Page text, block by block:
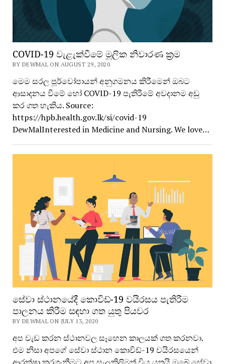
COVID-19 වැළැක්වීමේ මූලික නිවාරණ ක්‍රම
BY DEWMAL ON AUGUST 29, 2020
මෙම සරල පූර්වෝපායන් අනුගමනය කිරීමෙන් ඔබට
ආසාදනය වීමේ හෝ COVID-19 පැතිරීමේ අවදානම අඩු
කර ගත හැකිය. Source:
https://hpb.health.gov.lk/si/covid-19
DewMalInterested in Medicine and Nursing. We love…
සේවා ස්ථානයේදී කොවිඩ්-19 වයිරසය පැතිරීම
පාලනය කිරීම සඳහා ගත යුතු පියවර
BY DEWMAL ON JULY 13, 2020
අප වැඩ කරන ස්ථානවල සෑහෙන කාලයක් ගත කරනවා.
එම නිසා අපගේ සේවා ස්ථාන කොවිඩ්-19 වයිරසයෙන්